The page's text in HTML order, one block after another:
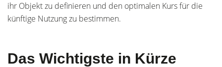
ihr Objekt zu definieren und den optimalen Kurs für die
künftige Nutzung zu bestimmen.
Das Wichtigste in Kürze